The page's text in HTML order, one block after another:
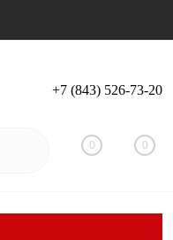
Вход Регистрация
+7 (843) 526-73-20
0 0